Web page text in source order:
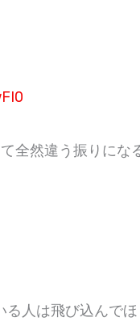
全然違う振りにな
人は飛び込んでほ